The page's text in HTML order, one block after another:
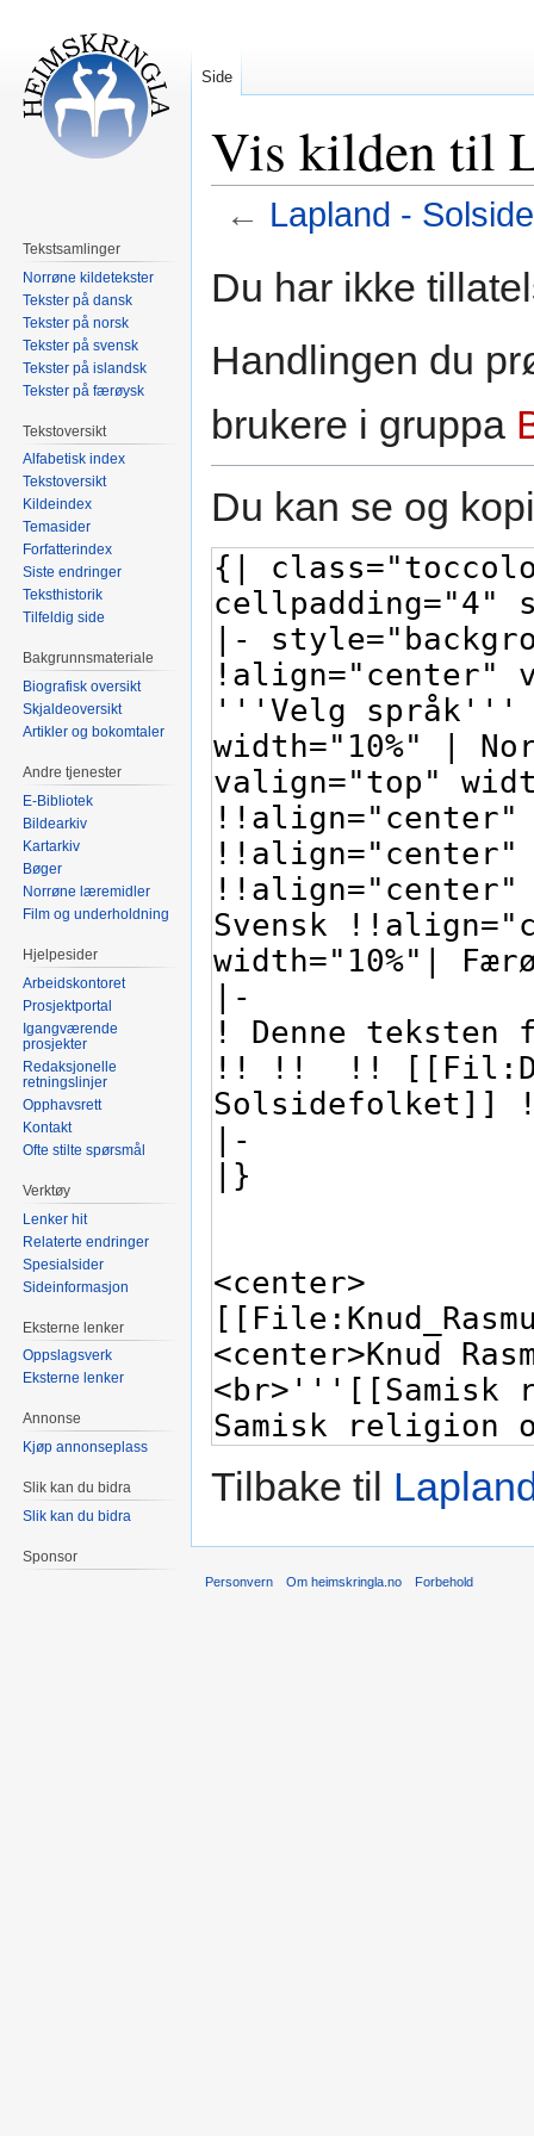
Vis kilden til
← Lapland -
Du har ikke
Handlingen du
brukere i gruppa
Du kan se og
Tilbake til
Side
Tekstsamlinger
Norrøne kildetekster
Tekster på dansk
Tekster på norsk
Tekster på svensk
Tekster på islandsk
Tekster på færøysk
Tekstoversikt
Alfabetisk index
Tekstoversikt
Kildeindex
Temasider
Forfatterindex
Siste endringer
Teksthistorik
Tilfeldig side
Bakgrunnsmateriale
Biografisk oversikt
Skjaldeoversikt
Artikler og bokomtaler
Andre tjenester
E-Bibliotek
Bildearkiv
Kartarkiv
Bøger
Norrøne læremidler
Film og underholdning
Hjelpesider
Arbeidskontoret
Prosjektportal
Igangværende
prosjekter
Redaksjonelle
retningslinjer
Opphavsrett
Kontakt
Ofte stilte spørsmål
Verktøy
Lenker hit
Relaterte endringer
Spesialsider
Sideinformasjon
Eksterne lenker
Oppslagsverk
Eksterne lenker
Annonse
Kjøp annonseplass
Slik kan du bidra
Slik kan du bidra
Sponsor
Personvern Om heimskringla.no Forbehold